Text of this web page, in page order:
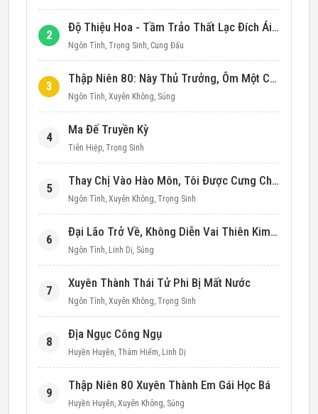
2
Độ Thiệu Hoa - Tầm Trảo Thất Lạc Đích Ái Tình
Ngôn Tình, Trọng Sinh, Cung Đấu
3
Thập Niên 80: Này Thủ Trưởng, Ôm Một Cái Đi!
Ngôn Tình, Xuyên Không, Sủng
4
Ma Đế Truyền Kỳ
Tiên Hiệp, Trọng Sinh
5
Thay Chị Vào Hào Môn, Tôi Được Cưng Chiều Hết Mực (Thập Niên 90)
Ngôn Tình, Xuyên Không, Trọng Sinh
6
Đại Lão Trở Về, Không Diễn Vai Thiên Kim Giả Nữa
Ngôn Tình, Linh Dị, Sủng
7
Xuyên Thành Thái Tử Phi Bị Mất Nước
Ngôn Tình, Xuyên Không, Trọng Sinh
8
Địa Ngục Công Ngụ
Huyền Huyễn, Thám Hiểm, Linh Dị
9
Thập Niên 80 Xuyên Thành Em Gái Học Bá
Huyền Huyễn, Xuyên Không, Sủng